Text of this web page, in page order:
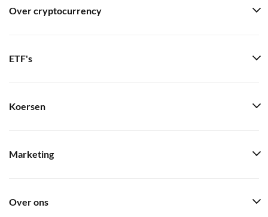
Over cryptocurrency
ETF's
Koersen
Marketing
Over ons